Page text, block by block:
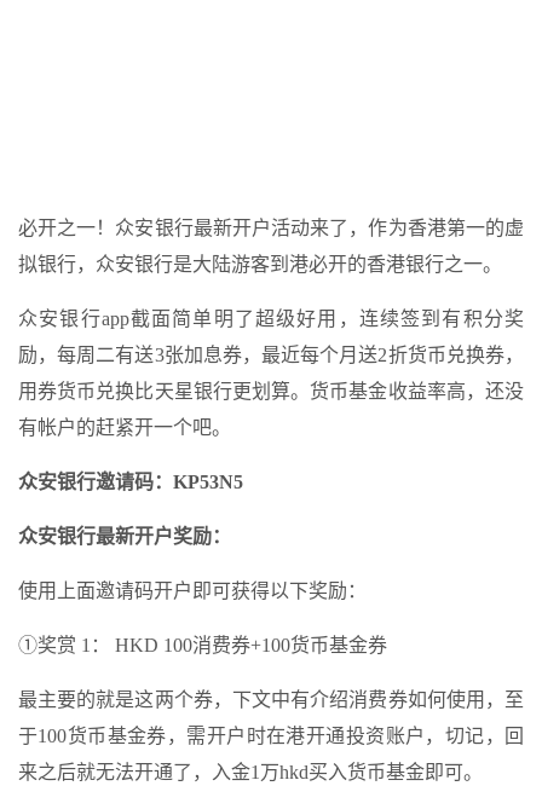
必开之一！众安银行最新开户活动来了，作为香港第一的虚
拟银行，众安银行是大陆游客到港必开的香港银行之一。
众安银行app截面简单明了超级好用，连续签到有积分奖
励，每周二有送3张加息券，最近每个月送2折货币兑换券，
用券货币兑换比天星银行更划算。货币基金收益率高，还没
有帐户的赶紧开一个吧。
众安银行邀请码：KP53N5
众安银行最新开户奖励：
使用上面邀请码开户即可获得以下奖励：
①奖赏 1： HKD 100消费券+100货币基金券
最主要的就是这两个券，下文中有介绍消费券如何使用，至
于100货币基金券，需开户时在港开通投资账户，切记，回
来之后就无法开通了，入金1万hkd买入货币基金即可。